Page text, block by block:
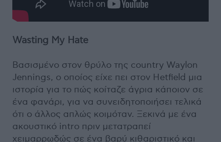
Wasting My Hate
Bασισμένο στον θρύλο της country Waylon
Jennings, ο οποίος είχε πει στον Hetfield μια
ιστορία για το πώς κοίταζε άγρια κάποιον σε
ένα φανάρι, για να συνειδητοποιήσει τελικά
ότι ο άλλος απλώς κοιμόταν. Ξεκινά με ένα
ακουστικό intro πριν μετατραπεί
χειμαρρωδώς σε ένα βαρύ κιθαριστικό και